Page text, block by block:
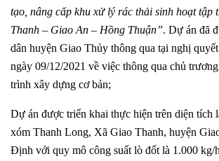
tạo, nâng cấp khu xử lý rác thải sinh hoạt tập
Thanh – Giao An – Hồng Thuận”. Dự án đã
dân huyện Giao Thủy thông qua tại nghị
ngày 09/12/2021 về việc thông qua chủ
trình xây dựng cơ bản;
Dự án được triển khai thực hiện trên diện tích
xóm Thanh Long, Xã Giao Thanh, huyện
Định với quy mô công suất lò đốt là 1.000 kg/